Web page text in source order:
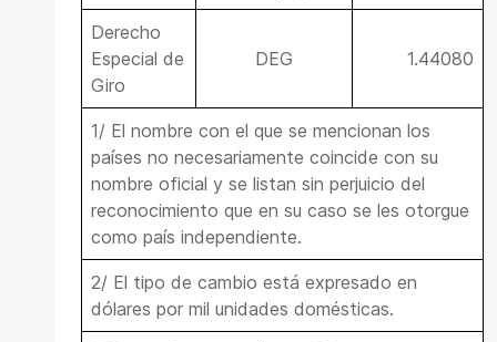
Derecho
Especial de
Giro
DEG 1.44080
1/ El nombre con el que se mencionan los
países no necesariamente coincide con su
nombre oficial y se listan sin perjuicio del
reconocimiento que en su caso se les otorgue
como país independiente.
2/ El tipo de cambio está expresado en
dólares por mil unidades domésticas.